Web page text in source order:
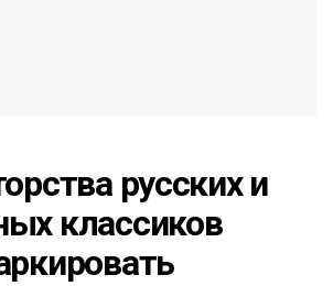
русских и
классиков